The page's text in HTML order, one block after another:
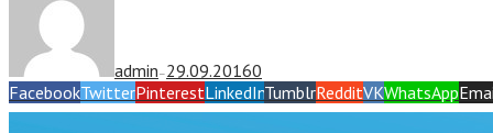
admin — 29.09.20160
FacebookTwitterPinterestLinkedInTumblrRedditVKWhatsApp